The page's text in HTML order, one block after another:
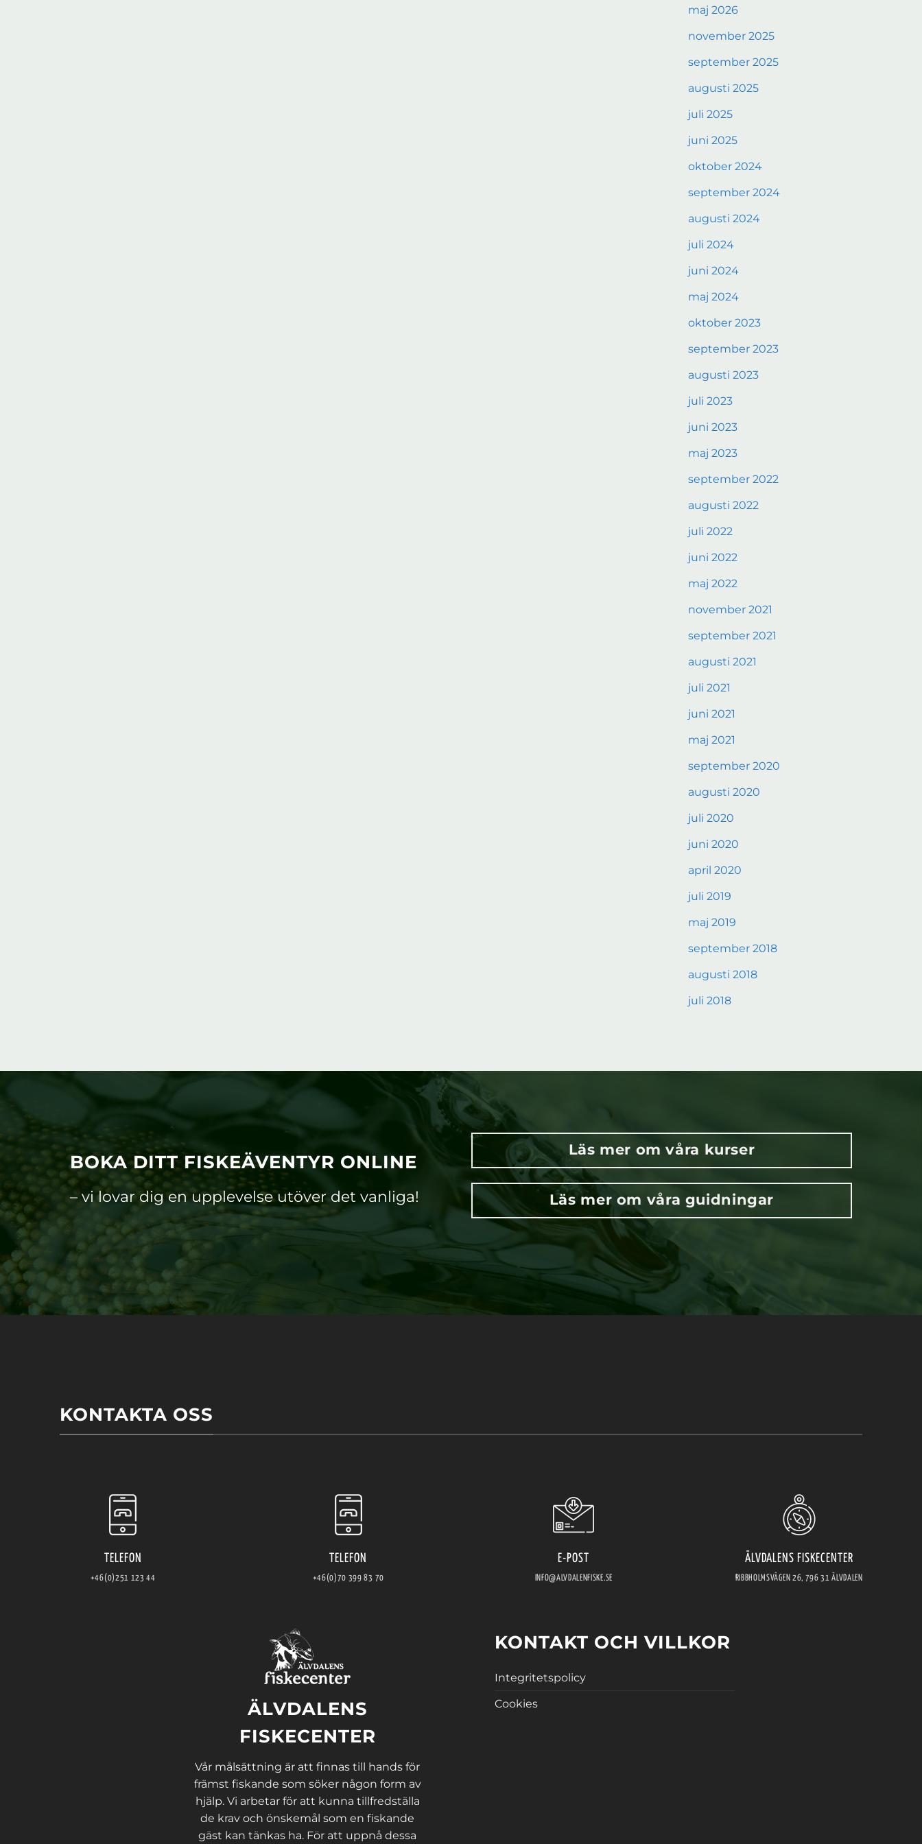
maj 2026
november 2025
september 2025
augusti 2025
juli 2025
juni 2025
oktober 2024
september 2024
augusti 2024
juli 2024
juni 2024
maj 2024
oktober 2023
september 2023
augusti 2023
juli 2023
juni 2023
maj 2023
september 2022
augusti 2022
juli 2022
juni 2022
maj 2022
november 2021
september 2021
augusti 2021
juli 2021
juni 2021
maj 2021
september 2020
augusti 2020
juli 2020
juni 2020
april 2020
juli 2019
maj 2019
september 2018
augusti 2018
juli 2018
BOKA DITT FISKEÄVENTYR ONLINE
– vi lovar dig en upplevelse utöver det vanliga!
Läs mer om våra kurser
Läs mer om våra guidningar
KONTAKTA OSS
TELEFON
+46(0)251 123 44
TELEFON
+46(0)70 399 83 70
E-POST
INFO@ALVDALENFISKE.SE
ÄLVDALENS FISKECENTER
RIBBHOLMSVÄGEN 26, 796 31 ÄLVDALEN
ÄLVDALENS
FISKECENTER
Vår målsättning är att finnas till hands för
främst fiskande som söker någon form av
hjälp. Vi arbetar för att kunna tillfredställa
de krav och önskemål som en fiskande
gäst kan tänkas ha. För att uppnå dessa
KONTAKT OCH VILLKOR
Integritetspolicy
Cookies